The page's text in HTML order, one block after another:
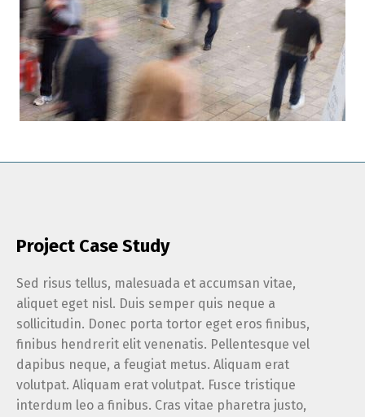
Project Case Study
Sed risus tellus, malesuada et accumsan vitae,
aliquet eget nisl. Duis semper quis neque a
sollicitudin. Donec porta tortor eget eros finibus,
finibus hendrerit elit venenatis. Pellentesque vel
dapibus neque, a feugiat metus. Aliquam erat
volutpat. Aliquam erat volutpat. Fusce tristique
interdum leo a finibus. Cras vitae pharetra justo,